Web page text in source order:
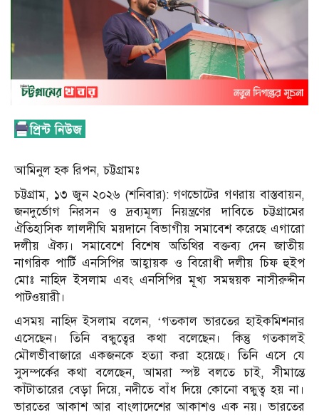
আ‌মিনুল হক রিপন, চট্টগ্রামঃ
চট্টগ্রাম, ১৩ জুন ২০২৬ (শনিবার): গণভোটের গণরায় বাস্তবায়ন,
জনদুর্ভোগ নিরসন ও দ্রব্যমূল্য নিয়ন্ত্রণের দাবিতে চট্টগ্রামের
ঐতিহাসিক লালদীঘি ময়দানে বিভাগীয় সমাবেশ করেছে এগারো
দলীয় ঐক্য। সমাবেশে বিশেষ অতিথির বক্তব্য দেন জাতীয়
নাগরিক পার্টি এনসিপির আহ্বায়ক ও বিরোধী দলীয় চিফ হুইপ
মোঃ নাহিদ ইসলাম এবং এনসিপির মূখ্য সমন্বয়ক নাসীরুদ্দীন
পাটওয়ারী।
এসময় নাহিদ ইসলাম বলেন, ‘গতকাল ভারতের হাইকমিশনার
এসেছেন। তিনি বন্ধুত্বের কথা বলেছেন। কিন্তু গতকালই
মৌলভীবাজারে একজনকে হত্যা করা হয়েছে। তিনি এসে যে
সুসম্পর্কের কথা বলেছেন, আমরা স্পষ্ট বলতে চাই, সীমান্তে
কাঁটাতারের বেড়া দিয়ে, নদীতে বাঁধ দিয়ে কোনো বন্ধুত্ব হয় না।
ভারতের আকাশ আর বাংলাদেশের আকাশও এক নয়। ভারতের